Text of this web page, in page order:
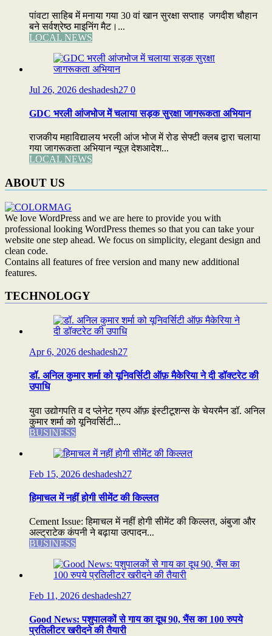
पांवटा साहिब में मनाया गया 30 वां खान सुरक्षा सप्ताह जगदीश चौहान
बने सर्वश्रेष्ठ माइनिंग मैट।...
LOCAL NEWS
Jul 26, 2026 deshadesh27 0
GDC भरली आंजभोज में चलाया सड़क सुरक्षा जागरूकता अभियान
राजकीय महाविद्यालय भरली आंज भोज में रोड सेफ्टी क्लब द्वारा चलाया
गया जागरूकता अभियान न्यूज़ देशआदेश...
LOCAL NEWS
ABOUT US
We love WordPress and we are here to provide you with
professional looking WordPress themes so that you can take your
website one step ahead. We focus on simplicity, elegant design and
clean code.
Contains all features of free version and many new additional
features.
TECHNOLOGY
Apr 6, 2026 deshadesh27
डॉ. अनिल कुमार शर्मा को यूनिवर्सिटी ऑफ़ मैकेरिया ने दी डॉक्टरेट की
उपाधि
युवा उद्योगपति व द प्लेनेट ग्रुप ऑफ़ इंस्टीटूशन्स के चेयरमैन डॉ. अनिल
कुमार शर्मा को यूनिवर्सिटी...
BUSINESS
Feb 15, 2026 deshadesh27
हिमाचल में नहीं होगी सीमेंट की किल्लत
Cement Issue: हिमाचल में नहीं होगी सीमेंट की किल्लत, अंबुजा और
अल्ट्राटेक कंपनी ने बढ़ाया उत्पादन...
BUSINESS
Feb 11, 2026 deshadesh27
Good News: पशुपालकों से गाय का दूध 90, भैंस का 100 रुपये
प्रतिलीटर खरीदने की तैयारी